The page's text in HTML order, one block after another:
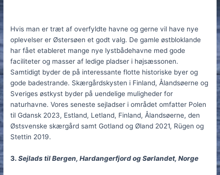
Hvis man er træt af overfyldte havne og gerne vil have nye
oplevelser er Østersøen et godt valg. De gamle østbloklande
har fået etableret mange nye lystbådehavne med gode
faciliteter og masser af ledige pladser i højsæssonen.
Samtidigt byder de på interessante flotte historiske byer og
gode badestrande. Skærgårdskysten i Finland, Ålandsøerne og
Sveriges østkyst byder på uendelige muligheder for
naturhavne. Vores seneste sejladser i området omfatter Polen
til Gdansk 2023, Estland, Letland, Finland, Ålandsøerne, den
Østsvenske skærgård samt Gotland og Øland 2021, Rügen og
Stettin 2019.
3.Sejlads til Bergen, Hardangerfjord og Sørlandet, Norge